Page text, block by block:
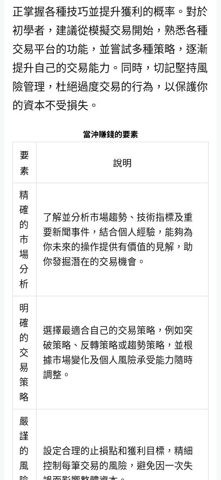
正掌握各種技巧並提升獲利的概率。對於
初學者，建議從模擬交易開始，熟悉各種
交易平台的功能，並嘗試多種策略，逐漸
提升自己的交易能力。同時，切記堅持風
險管理，杜絕過度交易的行為，以保護你
的資本不受損失。
當沖賺錢的要素
要
素
說明
精
確
的
市
場
分
析
了解並分析市場趨勢、技術指標及重
要新聞事件，結合個人經驗，能夠為
你未來的操作提供有價值的見解，助
你發掘潛在的交易機會。
明
確
的
交
易
策
略
選擇最適合自己的交易策略，例如突
破策略、反轉策略或趨勢策略，並根
據市場變化及個人風險承受能力隨時
調整。
嚴
謹
的
風
設定合理的止損點和獲利目標，精細
控制每筆交易的風險，避免因一次失